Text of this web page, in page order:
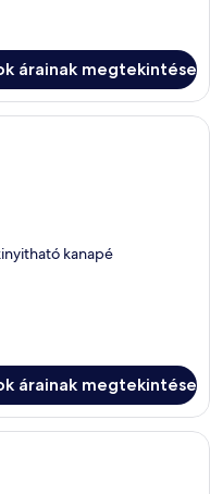
árainak megtekintése
szállodaszoba,
kanapé
árainak megtekintése
melyben két szék áll, és